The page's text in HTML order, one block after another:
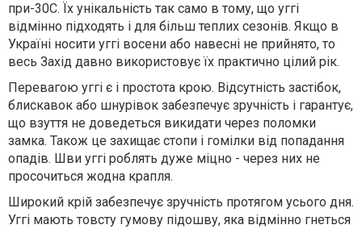
при-30С. Їх унікальність так само в тому, що уггі
відмінно підходять і для більш теплих сезонів. Якщо в
Україні носити уггі восени або навесні не прийнято, то
весь Захід давно використовує їх практично цілий рік.
Перевагою уггі є і простота крою. Відсутність застібок,
блискавок або шнурівок забезпечує зручність і гарантує,
що взуття не доведеться викидати через поломки
замка. Також це захищає стопи і гомілки від попадання
опадів. Шви уггі роблять дуже міцно - через них не
просочиться жодна крапля.
Широкий крій забезпечує зручність протягом усього дня.
Уггі мають товсту гумову підошву, яка відмінно гнеться